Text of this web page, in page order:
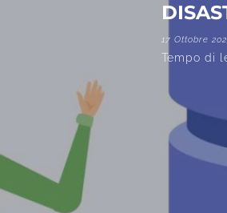
17 Ottobre
Tempo di